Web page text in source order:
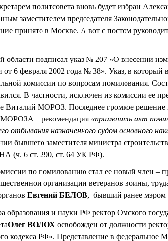
политсовета вновь будет избран
заместителем председателя
принято в Москве. А вот с постом
области подписал указ № 207 «О внесении
от 6 февраля 2002 года № 38». Указ, в который
комиссии по вопросам помилования.
В частности, исключен из комиссии ее
Виталий МОРОЗ. Последнее громкое решение
МОРОЗА – рекомендация «применить акт
отбывания назначенного судом основного
бывшего заместителя министра
(ч. 6 ст. 290, ст. 64 УК РФ).
по помилованию стал ее новый член –
организации ветеранов войны,
Евгений БЕЛОВ, бывший ранее мэром
образования и науки РФ ректор Омского
Олег ВОЛОХ освобожден от должности
кодекса РФ». Представление в федеральное